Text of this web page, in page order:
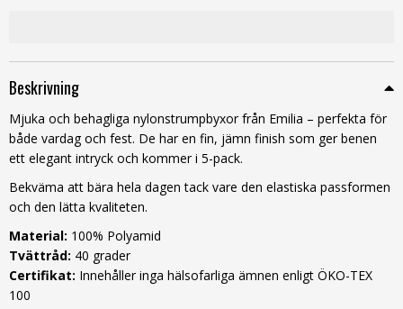
Beskrivning
Mjuka och behagliga nylonstrumpbyxor från Emilia – perfekta för
både vardag och fest. De har en fin, jämn finish som ger benen
ett elegant intryck och kommer i 5-pack.
Bekväma att bära hela dagen tack vare den elastiska passformen
och den lätta kvaliteten.
Material: 100% Polyamid
Tvättråd: 40 grader
Certifikat: Innehåller inga hälsofarliga ämnen enligt ÖKO-TEX
100